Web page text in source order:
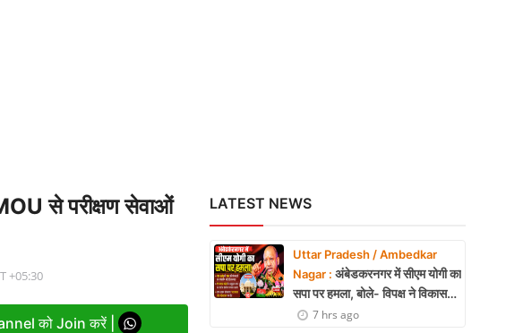
से परीक्षण सेवाओं
+05:30
को Join करें |
LATEST NEWS
Uttar Pradesh / Ambedkar
Nagar : अंबेडकरनगर में सीएम योगी का
सपा पर हमला, बोले- विपक्ष ने विकास
और अनुपूरक बजट पर रोकी चर्चा
7 hrs ago